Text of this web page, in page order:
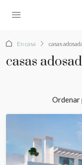
En casa casas
casas
Ordenar